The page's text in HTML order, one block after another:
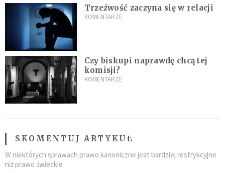
Trzeźwość zaczyna się w relacji
KOMENTARZE
Czy biskupi naprawdę chcą tej
komisji?
KOMENTARZE
SKOMENTUJ ARTYKUŁ
W niektórych sprawach prawo kanoniczne jest bardziej restrykcyjne
niż prawo świeckie